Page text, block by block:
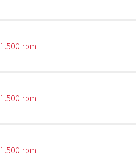
1.500 rpm
1.500 rpm
1.500 rpm